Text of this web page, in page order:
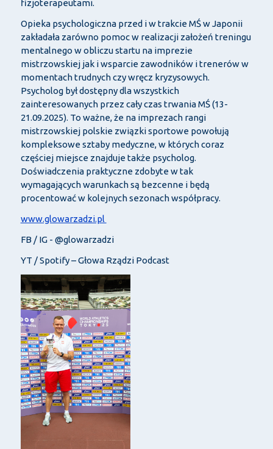
fizjoterapeutami.
Opieka psychologiczna przed i w trakcie MŚ w Japonii
zakładała zarówno pomoc w realizacji założeń treningu
mentalnego w obliczu startu na imprezie
mistrzowskiej jak i wsparcie zawodników i trenerów w
momentach trudnych czy wręcz kryzysowych.
Psycholog był dostępny dla wszystkich
zainteresowanych przez cały czas trwania MŚ (13-
21.09.2025). To ważne, że na imprezach rangi
mistrzowskiej polskie związki sportowe powołują
kompleksowe sztaby medyczne, w których coraz
częściej miejsce znajduje także psycholog.
Doświadczenia praktyczne zdobyte w tak
wymagających warunkach są bezcenne i będą
procentować w kolejnych sezonach współpracy.
www.glowarzadzi.pl
FB / IG - @glowarzadzi
YT / Spotify – Głowa Rządzi Podcast